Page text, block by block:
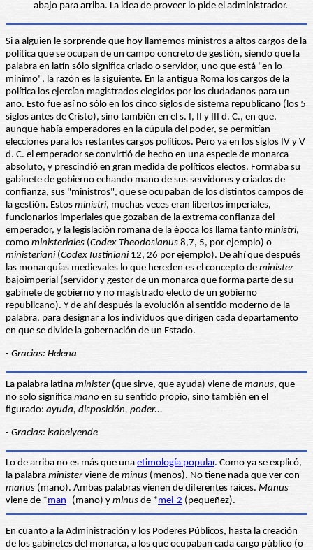
abajo para arriba. La idea de proveer lo pide el administrador.
Si a alguien le sorprende que hoy llamemos ministros a altos cargos de la
política que se ocupan de un campo concreto de gestión, siendo que la
palabra en latín sólo significa criado o servidor, uno que está "en lo
mínimo", la razón es la siguiente. En la antigua Roma los cargos de la
política los ejercían magistrados elegidos por los ciudadanos para un
año. Esto fue así no sólo en los cinco siglos de sistema republicano (los 5
siglos antes de Cristo), sino también en el s. I, II y III d. C., en que,
aunque había emperadores en la cúpula del poder, se permitían
elecciones para los restantes cargos políticos. Pero ya en los siglos IV y V
d. C. el emperador se convirtió de hecho en una especie de monarca
absoluto, y prescindió en gran medida de políticos electos. Formaba su
gabinete de gobierno echando mano de sus servidores y criados de
confianza, sus "ministros", que se ocupaban de los distintos campos de
la gestión. Estos ministri, muchas veces eran libertos imperiales,
funcionarios imperiales que gozaban de la extrema confianza del
emperador, y la legislación romana de la época los llama tanto ministri,
como ministeriales (Codex Theodosianus 8,7, 5, por ejemplo) o
ministeriani (Codex Iustiniani 12, 26 por ejemplo). De ahí que después
las monarquías medievales lo que hereden es el concepto de minister
bajoimperial (servidor y gestor de un monarca que forma parte de su
gabinete de gobierno y no magistrado electo de un gobierno
republicano). Y de ahí después la evolución al sentido moderno de la
palabra, para designar a los individuos que dirigen cada departamento
en que se divide la gobernación de un Estado.
- Gracias: Helena
La palabra latina minister(que sirve, que ayuda) viene de manus, que
no solo significa mano en su sentido propio, sino también en el
figurado: ayuda, disposición, poder...
- Gracias: isabelyende
Lo de arriba no es más que una etimología popular. Como ya se explicó,
la palabra ministerviene de minus (menos). No tiene nada que ver con
manus (mano). Ambas palabras vienen de diferentes raíces. Manus
viene de *man- (mano) y minus de *mei-2 (pequeñez).
En cuanto a la Administración y los Poderes Públicos, hasta la creación
de los gabinetes del monarca, a los que ocupaban cada cargo público (o